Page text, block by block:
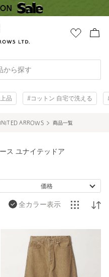
から探す
品 #コットン 自宅で洗える
ARROWS 商品一覧
ス ユナイテッドア
価格
全カラー表示